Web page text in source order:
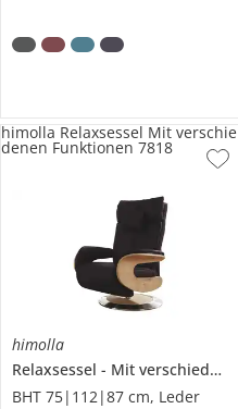
himolla
Relaxsessel
Mit verschiedenen Funktionen
BHT 75|112|87 cm, Leder
himolla Relaxsessel Mit verschie
denen Funktionen 7818